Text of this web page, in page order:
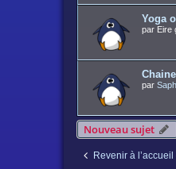
Yoga
par Eire
par
Nouveau sujet
Revenir à